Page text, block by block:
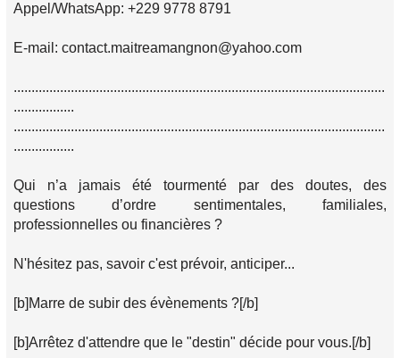
Appel/WhatsApp: +229 9778 8791
E-mail: contact.maitreamangnon@yahoo.com
........................................................................................................
.................
........................................................................................................
.................
Qui n’a jamais été tourmenté par des doutes, des
questions d’ordre sentimentales, familiales,
professionnelles ou financières ?
N'hésitez pas, savoir c'est prévoir, anticiper...
[b]Marre de subir des évènements ?[/b]
[b]Arrêtez d'attendre que le "destin" décide pour vous.[/b]